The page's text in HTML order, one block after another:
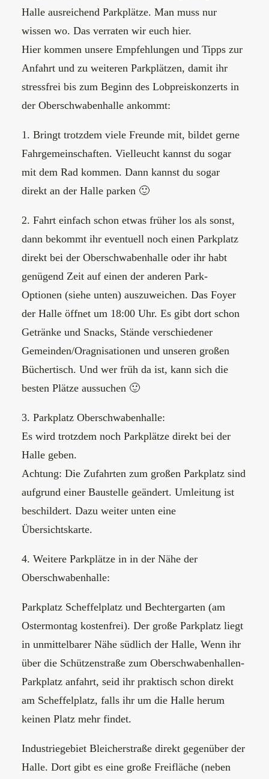
Halle ausreichend Parkplätze. Man muss nur
wissen wo. Das verraten wir euch hier.
Hier kommen unsere Empfehlungen und Tipps zur
Anfahrt und zu weiteren Parkplätzen, damit ihr
stressfrei bis zum Beginn des Lobpreiskonzerts in
der Oberschwabenhalle ankommt:
1. Bringt trotzdem viele Freunde mit, bildet gerne
Fahrgemeinschaften. Vielleucht kannst du sogar
mit dem Rad kommen. Dann kannst du sogar
direkt an der Halle parken 🙂
2. Fahrt einfach schon etwas früher los als sonst,
dann bekommt ihr eventuell noch einen Parkplatz
direkt bei der Oberschwabenhalle oder ihr habt
genügend Zeit auf einen der anderen Park-
Optionen (siehe unten) auszuweichen. Das Foyer
der Halle öffnet um 18:00 Uhr. Es gibt dort schon
Getränke und Snacks, Stände verschiedener
Gemeinden/Oragnisationen und unseren großen
Büchertisch. Und wer früh da ist, kann sich die
besten Plätze aussuchen 🙂
3. Parkplatz Oberschwabenhalle:
Es wird trotzdem noch Parkplätze direkt bei der
Halle geben.
Achtung: Die Zufahrten zum großen Parkplatz sind
aufgrund einer Baustelle geändert. Umleitung ist
beschildert. Dazu weiter unten eine
Übersichtskarte.
4. Weitere Parkplätze in in der Nähe der
Oberschwabenhalle:
Parkplatz Scheffelplatz und Bechtergarten (am
Ostermontag kostenfrei). Der große Parkplatz liegt
in unmittelbarer Nähe südlich der Halle, Wenn ihr
über die Schützenstraße zum Oberschwabenhallen-
Parkplatz anfahrt, seid ihr praktisch schon direkt
am Scheffelplatz, falls ihr um die Halle herum
keinen Platz mehr findet.
Industriegebiet Bleicherstraße direkt gegenüber der
Halle. Dort gibt es eine große Freifläche (neben